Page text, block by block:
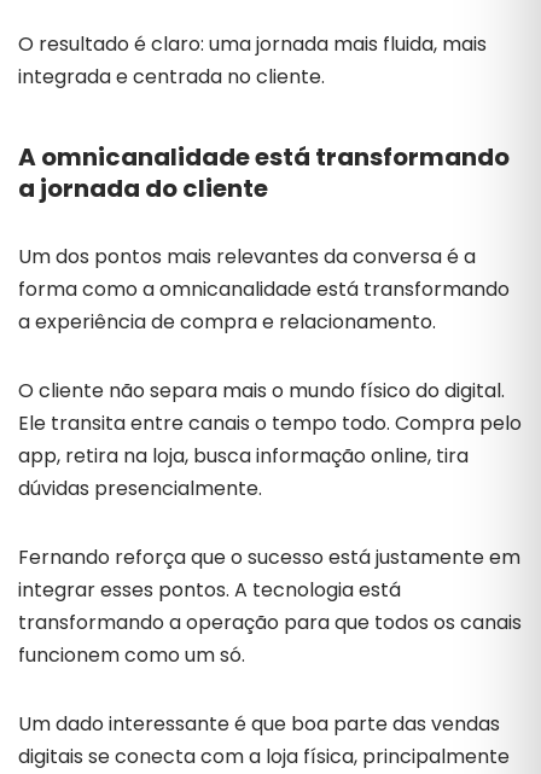
O resultado é claro: uma jornada mais fluida, mais
integrada e centrada no cliente.
A omnicanalidade está transformando
a jornada do cliente
Um dos pontos mais relevantes da conversa é a
forma como a omnicanalidade está transformando
a experiência de compra e relacionamento.
O cliente não separa mais o mundo físico do digital.
Ele transita entre canais o tempo todo. Compra pelo
app, retira na loja, busca informação online, tira
dúvidas presencialmente.
Fernando reforça que o sucesso está justamente em
integrar esses pontos. A tecnologia está
transformando a operação para que todos os canais
funcionem como um só.
Um dado interessante é que boa parte das vendas
digitais se conecta com a loja física, principalmente